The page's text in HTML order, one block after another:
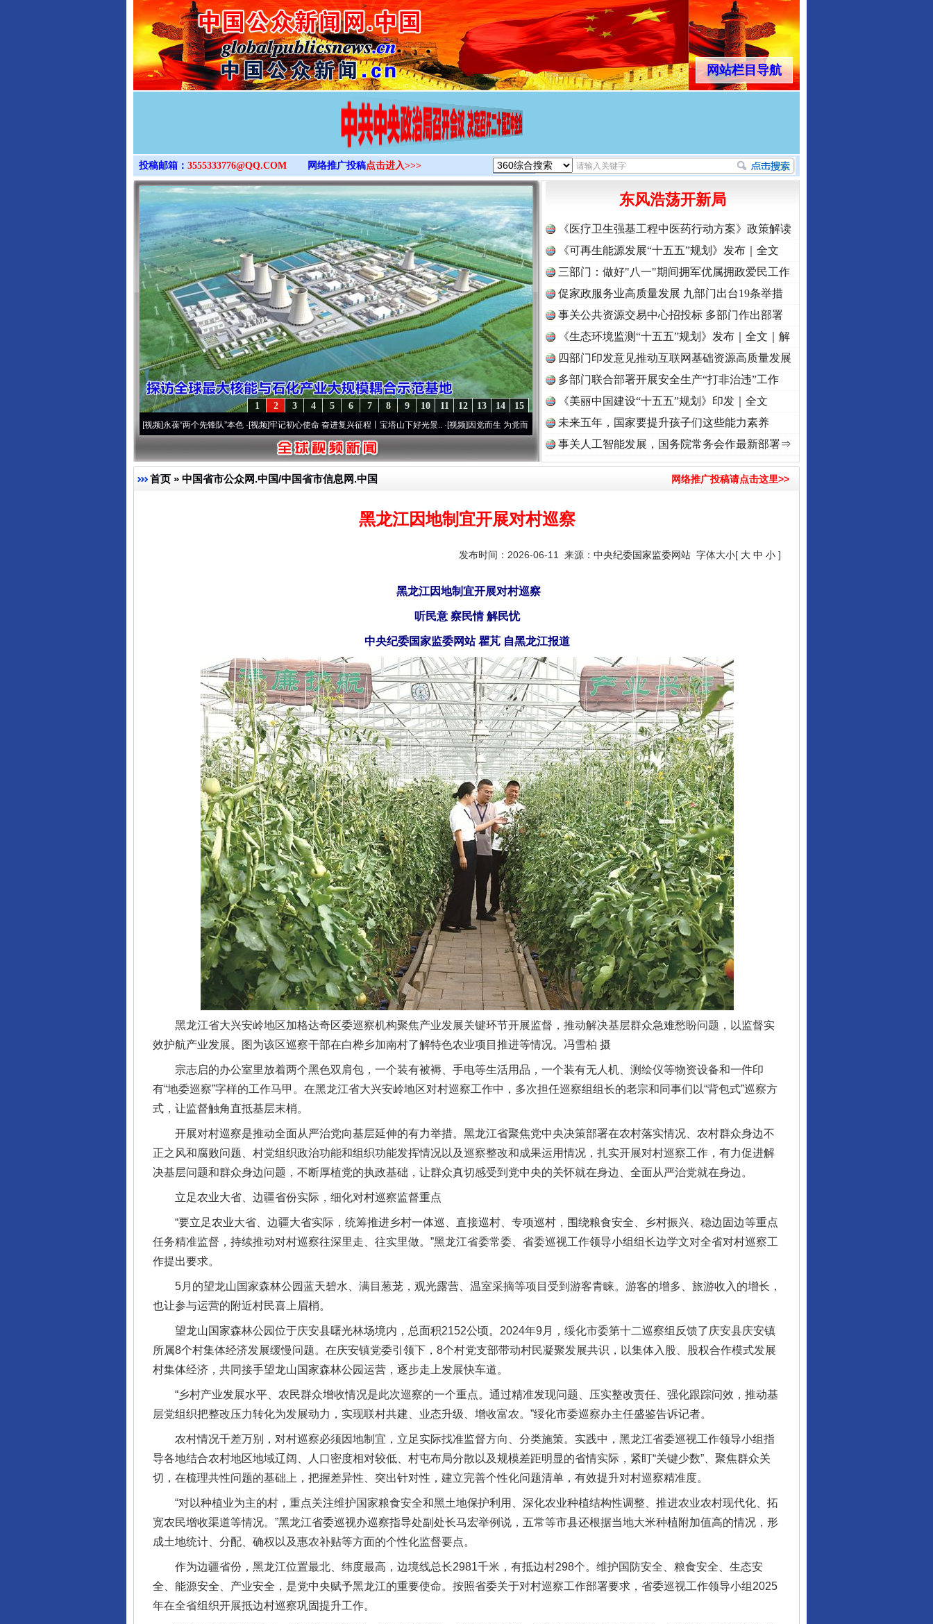
>
网站栏目导航
投稿邮箱： 3555333776@QQ.COM 网络推广投稿点击进入>>>
15
14
13
12
11
10
9
8
7
6
5
4
3
2
1
永葆“两个先锋队”本色·[视频]牢记初心使命 奋进复兴征程丨宝塔山下好光景..·[视频]因党而生 为党而战——百年“纪”事⑧加强纪律..·[视频]牢记初心使命 奋进复兴征程丨“转折之城”激荡..
东风浩荡开新局
《医疗卫生强基工程中医药行动方案》政策解读
《可再生能源发展“十五五”规划》发布｜全文
三部门：做好"八一"期间拥军优属拥政爱民工作
促家政服务业高质量发展 九部门出台19条举措
事关公共资源交易中心招投标 多部门作出部署
《生态环境监测“十五五”规划》发布｜全文｜解
读
四部门印发意见推动互联网基础资源高质量发展
多部门联合部署开展安全生产“打非治违”工作
《美丽中国建设“十五五”规划》印发｜全文
未来五年，国家要提升孩子们这些能力素养
事关人工智能发展，国务院常务会作最新部署⇒
首页 » 中国省市公众网.中国/中国省市信息网.中国 网络推广投稿请点击这里>>
黑龙江因地制宜开展对村巡察
发布时间：2026-06-11 来源： 中央纪委国家监委网站 字体大小[ 大 中 小 ]
黑龙江因地制宜开展对村巡察
听民意 察民情 解民忧
中央纪委国家监委网站 瞿芃 自黑龙江报道
黑龙江省大兴安岭地区加格达奇区委巡察机构聚焦产业发展关键环节开展监督，推动解决基层群众急难愁盼问题，以监督实
效护航产业发展。图为该区巡察干部在白桦乡加南村了解特色农业项目推进等情况。冯雪柏 摄
宗志启的办公室里放着两个黑色双肩包，一个装有被褥、手电等生活用品，一个装有无人机、测绘仪等物资设备和一件印
有“地委巡察”字样的工作马甲。在黑龙江省大兴安岭地区对村巡察工作中，多次担任巡察组组长的老宗和同事们以“背包式”巡察方
式，让监督触角直抵基层末梢。
开展对村巡察是推动全面从严治党向基层延伸的有力举措。黑龙江省聚焦党中央决策部署在农村落实情况、农村群众身边不
正之风和腐败问题、村党组织政治功能和组织功能发挥情况以及巡察整改和成果运用情况，扎实开展对村巡察工作，有力促进解
决基层问题和群众身边问题，不断厚植党的执政基础，让群众真切感受到党中央的关怀就在身边、全面从严治党就在身边。
立足农业大省、边疆省份实际，细化对村巡察监督重点
“要立足农业大省、边疆大省实际，统筹推进乡村一体巡、直接巡村、专项巡村，围绕粮食安全、乡村振兴、稳边固边等重点
任务精准监督，持续推动对村巡察往深里走、往实里做。”黑龙江省委常委、省委巡视工作领导小组组长边学文对全省对村巡察工
作提出要求。
5月的望龙山国家森林公园蓝天碧水、满目葱茏，观光露营、温室采摘等项目受到游客青睐。游客的增多、旅游收入的增长，
也让参与运营的附近村民喜上眉梢。
望龙山国家森林公园位于庆安县曙光林场境内，总面积2152公顷。2024年9月，绥化市委第十二巡察组反馈了庆安县庆安镇
所属8个村集体经济发展缓慢问题。在庆安镇党委引领下，8个村党支部带动村民凝聚发展共识，以集体入股、股权合作模式发展
村集体经济，共同接手望龙山国家森林公园运营，逐步走上发展快车道。
“乡村产业发展水平、农民群众增收情况是此次巡察的一个重点。通过精准发现问题、压实整改责任、强化跟踪问效，推动基
层党组织把整改压力转化为发展动力，实现联村共建、业态升级、增收富农。”绥化市委巡察办主任盛鉴告诉记者。
农村情况千差万别，对村巡察必须因地制宜，立足实际找准监督方向、分类施策。实践中，黑龙江省委巡视工作领导小组指
导各地结合农村地区地域辽阔、人口密度相对较低、村屯布局分散以及规模差距明显的省情实际，紧盯“关键少数”、聚焦群众关
切，在梳理共性问题的基础上，把握差异性、突出针对性，建立完善个性化问题清单，有效提升对村巡察精准度。
“对以种植业为主的村，重点关注维护国家粮食安全和黑土地保护利用、深化农业种植结构性调整、推进农业农村现代化、拓
宽农民增收渠道等情况。”黑龙江省委巡视办巡察指导处副处长马宏举例说，五常等市县还根据当地大米种植附加值高的情况，形
成土地统计、分配、确权以及惠农补贴等方面的个性化监督要点。
作为边疆省份，黑龙江位置最北、纬度最高，边境线总长2981千米，有抵边村298个。维护国防安全、粮食安全、生态安
全、能源安全、产业安全，是党中央赋予黑龙江的重要使命。按照省委关于对村巡察工作部署要求，省委巡视工作领导小组2025
年在全省组织开展抵边村巡察巩固提升工作。